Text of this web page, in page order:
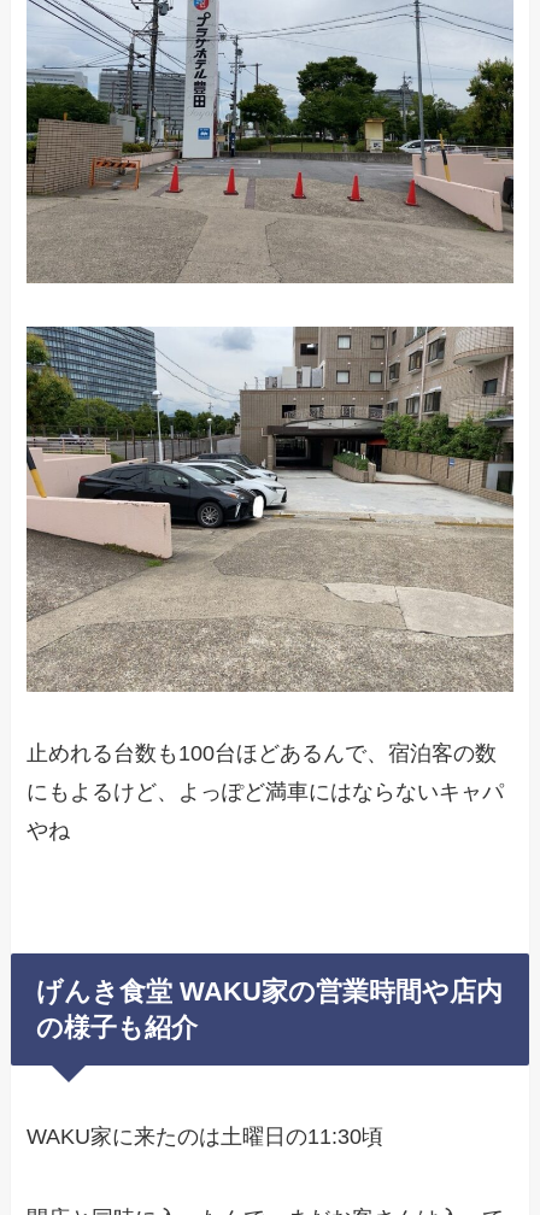
止めれる台数も100台ほどあるんで、宿泊客の数
にもよるけど、よっぽど満車にはならないキャパ
やね
げんき食堂 WAKU家の営業時間や店内
の様子も紹介
WAKU家に来たのは土曜日の11:30頃